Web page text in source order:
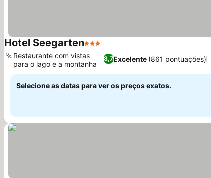
Hotel Seegarten3 Estrelas
8,7Excelente (861 pontuações)
Restaurante com vistas
para o lago e a montanha
Selecione as datas para ver os preços exatos.